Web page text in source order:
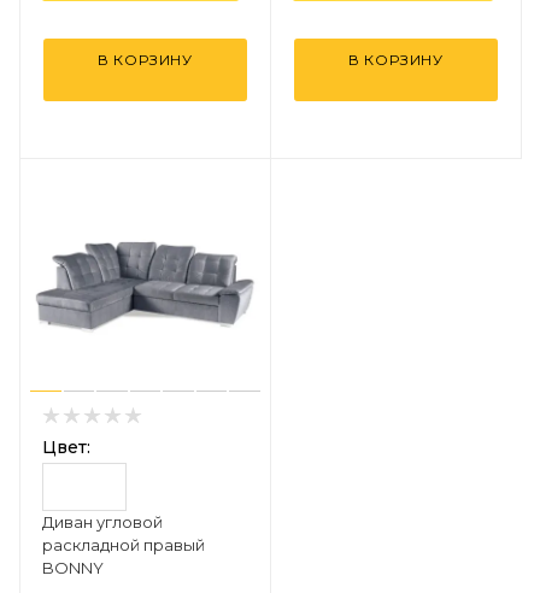
В КОРЗИНУ В КОРЗИНУ
Цвет:
Диван угловой
раскладной правый
BONNY